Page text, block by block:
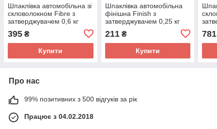
Шпаклівка автомобільна зі
скловолокном Fibre з
затверджувачем 0,6 кг
395 ₴
Купити
Шпаклівка автомобільна
фінішна Finish з
затверджувачем 0,25 кг
211₴
Купити
781
Про нас
99% позитивних з 500 відгуків за рік
Працює з 04.02.2018